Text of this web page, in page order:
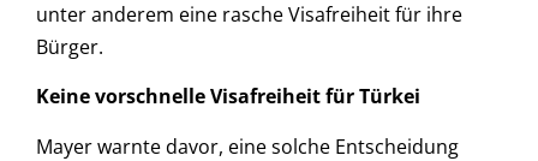
unter anderem eine rasche Visafreiheit für ihre
Bürger.
Keine vorschnelle Visafreiheit für Türkei
Mayer warnte davor, eine solche Entscheidung